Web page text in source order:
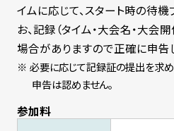
イムに応じて、スタート時の待機
お、記録（タイム・大会名・大会
場合がありますので正確に申告
必要に応じて記録証の提出を求め
申告は認めません。
参加料